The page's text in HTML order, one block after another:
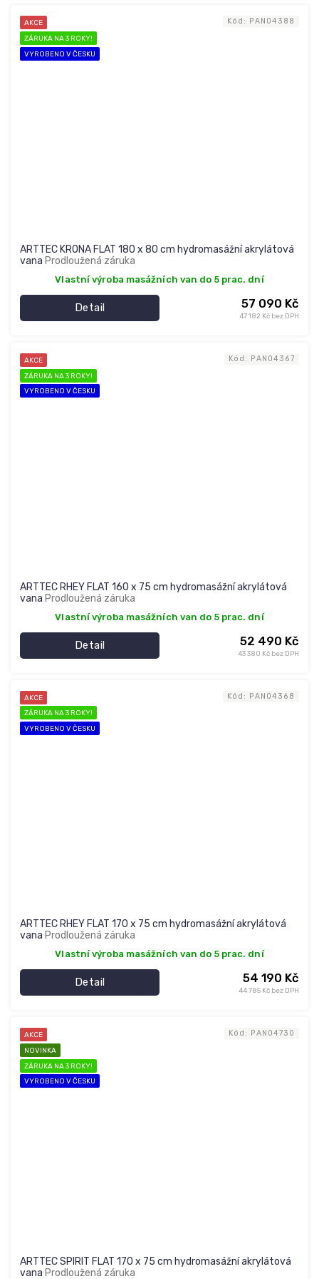
AKCE
ZÁRUKA NA 3 ROKY!
VYROBENO V ČESKU
ARTTEC KRONA FLAT 180 x 80 cm hydromasážní akrylátová
vana Prodloužená záruka
Vlastní výroba masážních van do 5 prac. dní
47 182 Kč bez DPH
57 090 Kč
Detail
Kód: PAN04388
AKCE
ZÁRUKA NA 3 ROKY!
VYROBENO V ČESKU
ARTTEC RHEY FLAT 160 x 75 cm hydromasážní akrylátová
vana Prodloužená záruka
Vlastní výroba masážních van do 5 prac. dní
43 380 Kč bez DPH
52 490 Kč
Detail
Kód: PAN04367
AKCE
ZÁRUKA NA 3 ROKY!
VYROBENO V ČESKU
ARTTEC RHEY FLAT 170 x 75 cm hydromasážní akrylátová
vana Prodloužená záruka
Vlastní výroba masážních van do 5 prac. dní
44 785 Kč bez DPH
54 190 Kč
Detail
Kód: PAN04368
AKCE
NOVINKA
ZÁRUKA NA 3 ROKY!
VYROBENO V ČESKU
ARTTEC SPIRIT FLAT 170 x 75 cm hydromasážní akrylátová
vana Prodloužená záruka
Kód: PAN04730